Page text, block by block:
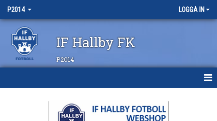
P2014 LOGGA IN
IF Hallby FK
P2014